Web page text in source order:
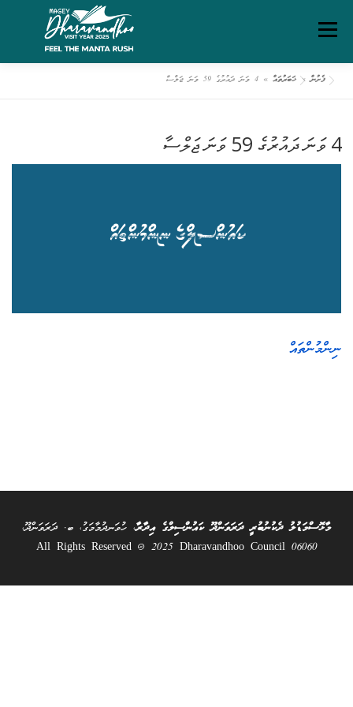
content
Menu
ޑައުންލޯޑްސް ރިޕޯޓްތައް ފެށުން
ފެށުން» ޚަބަރުތައް » 4 ވަނަ ދައުރުގެ 59 ވަނަ ޖަލްސާ
4 ވަނަ ދައުރުގެ 59 ވަނަ ޖަލްސާ
ނިންމުންތައް
މާޅޮސްމަޑުލު ދެކުނުބުރީ ދަރަވަންދޫ ކައުންސިލްގެ އިދާރާ، ހުވަނދުމާމަގު، ބ. ދަރަވަންދޫ،
06060 All Rights Reserved @ 2025 Dharavandhoo Council